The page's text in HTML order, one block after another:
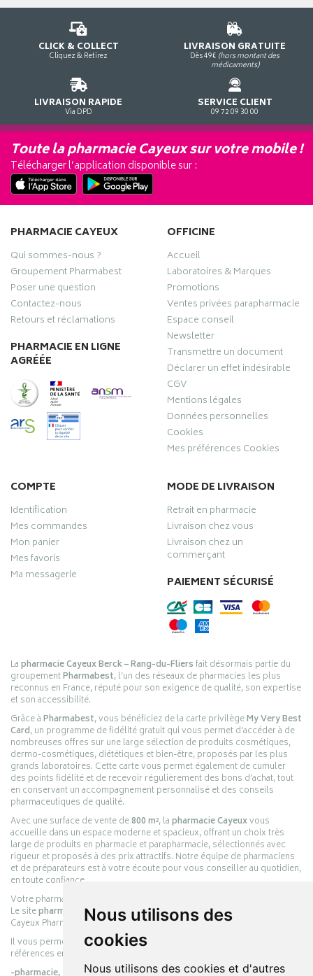
Nous utilisons des
cookies
Nous utilisons des cookies et d'autres
CLICK & COLLECT
Cliquez & Retirez
LIVRAISON GRATUITE
Dès 49€ (hors montant des
médicaments)
LIVRAISON RAPIDE
Via DPD
SERVICE CLIENT
09 72 09 30 00
Toute la pharmacie Cayeux sur votre mobile !
Télécharger l’application disponible sur :
PHARMACIE CAYEUX
Qui sommes-nous ?
Groupement Pharmabest
Poser une question
Contactez-nous
Retours et réclamations
PHARMACIE EN LIGNE
AGRÉÉE
OFFICINE
Accueil
Laboratoires & Marques
Promotions
Ventes privées parapharmacie
Espace conseil
Newsletter
Transmettre un document
Déclarer un effet indésirable
CGV
Mentions légales
Données personnelles
Cookies
Mes préférences Cookies
COMPTE
Identification
Mes commandes
Mon panier
Mes favoris
Ma messagerie
MODE DE LIVRAISON
Retrait en pharmacie
Livraison chez vous
Livraison chez un
commerçant
PAIEMENT SÉCURISÉ
Lapharmacie Cayeux Berck – Rang-du-Fliersfait désormais partie du
groupementPharmabest, l’un des réseaux de pharmacies les plus
reconnus en France, réputé pour son exigence de qualité, son expertise
et son accessibilité.
Grâce àPharmabest, vous bénéficiez de la carte privilègeMy Very Best
Card, un programme de fidélité gratuit qui vous permet d’accéder à de
nombreuses offres sur une large sélection de produits cosmétiques,
dermo-cosmétiques, diététiques et bien-être, proposés par les plus
grands laboratoires. Cette carte vous permet également de cumuler
des points fidélité et de recevoir régulièrement des bons d’achat, tout
en conservant un accompagnement personnalisé et des conseils
pharmaceutiques de qualité.
Avec une surface de vente de800 m², lapharmacie Cayeuxvous
accueille dans un espace moderne et spacieux, offrant un choix très
large de produits en pharmacie et parapharmacie, sélectionnés avec
rigueur et proposés à des prix attractifs. Notre équipe de pharmaciens
et de préparateurs est à votre écoute pour vous conseiller au quotidien,
en toute confiance.
Votre pharmacie en ligne :
Le sitepharmacie-cayeux.frest le prolongement digital de la pharmacie
Cayeux Pharmabest Berck-sur-Mer – Rang-du-Fliers.
Il vous permet de réaliser vos achats en ligne parmi des milliers de
références en :